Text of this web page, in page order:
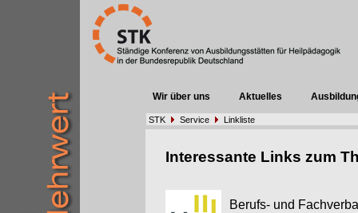
Wir über uns Aktuelles
STK Service Linkliste
Interessante Links zum
Berufs- und